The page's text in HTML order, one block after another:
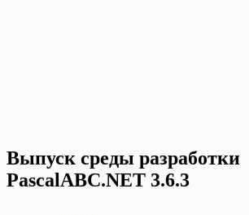
Выпуск среды разработки
PascalABC.NET 3.6.3